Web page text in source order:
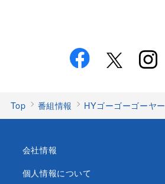
Top 番組情報 HYゴーゴーゴーヤー
会社情報
個人情報について